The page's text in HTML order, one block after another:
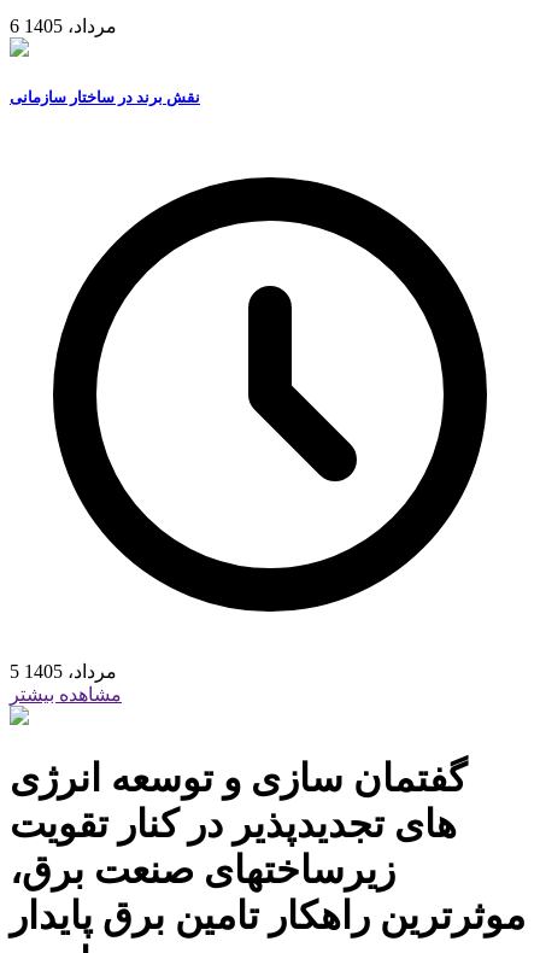
6 مرداد، 1405
نقش برند در ساختار سازمانی
5 مرداد، 1405
مشاهده بیشتر
گفتمان سازی و توسعه انرژی
های تجدیدپذیر در کنار تقویت
زیرساختهای صنعت برق،
موثرترین راهکار تامین برق پایدار